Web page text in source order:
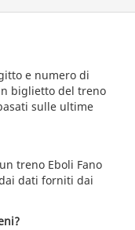
e numero di
biglietto del treno
sulle ultime
treno Eboli Fano
dati forniti dai